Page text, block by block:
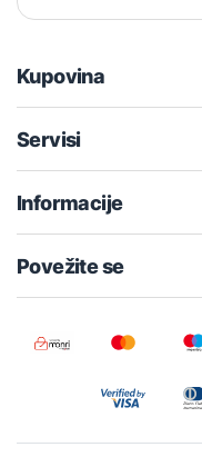
Kupovina
Servisi
Informacije
Povežite se